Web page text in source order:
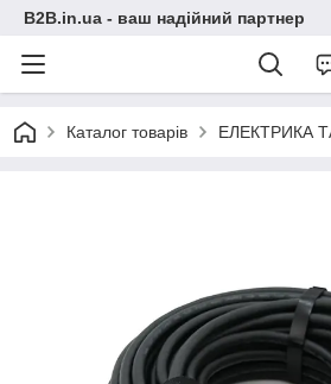
B2B.in.ua - ваш надійний партнер
Каталог товарів ЕЛЕКТРИКА